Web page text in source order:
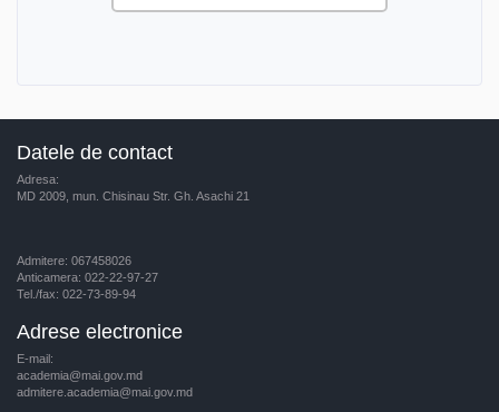
Datele de contact
Adresa:
MD 2009, mun. Chisinau Str. Gh. Asachi 21
Admitere: 067458026
Anticamera: 022-22-97-27
Tel./fax: 022-73-89-94
Adrese electronice
E-mail:
academia@mai.gov.md
admitere.academia@mai.gov.md